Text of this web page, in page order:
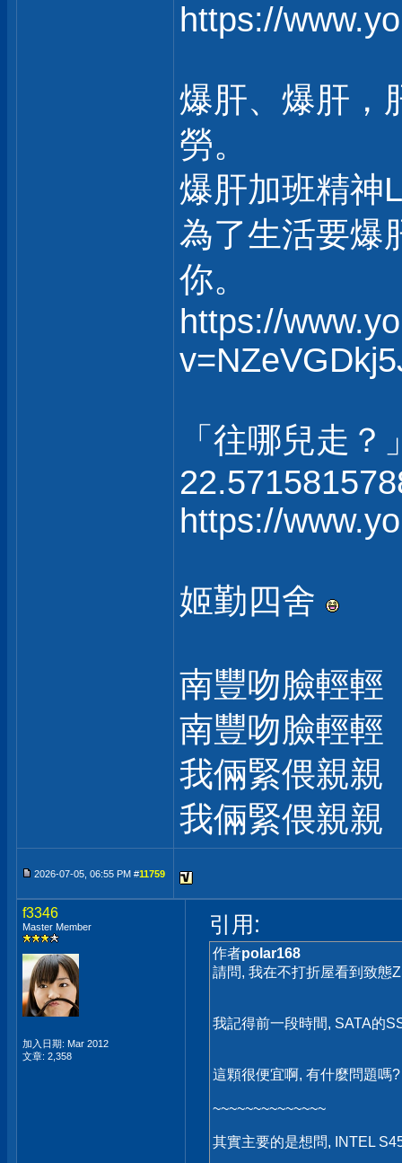
https://
爆肝、爆肝，
勞。
爆肝加班精神
為了生活要爆
你。
https://
「往哪兒走？
https://
姬勤四舍
南豐吻臉輕
南豐吻臉輕
我倆緊偎親
我倆緊偎親
2026-07-05, 06:55 PM #11759
f3346
Master Member
加入日期: Mar 2012
文章: 2,358
引用:
作者polar168
請問, 我在不打折屋看到致態
我記得前一段時間, SATA的
這顆很便宜啊, 有什麼問題嗎?
~~~~~~~~~~~~~~
其實主要的是想問, INTEL